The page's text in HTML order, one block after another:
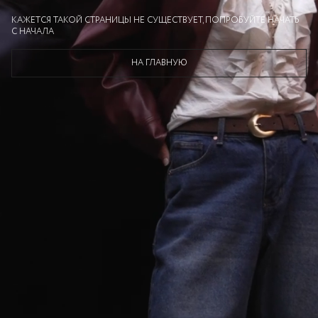
КАЖЕТСЯ ТАКОЙ СТРАНИЦЫ НЕ СУЩЕСТВУЕТ, ПОПРОБУЙТЕ НАЧАТЬ
С НАЧАЛА
НА ГЛАВНУЮ